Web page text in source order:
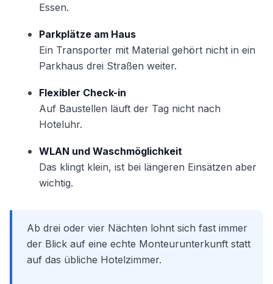
Essen.
Parkplätze am Haus
Ein Transporter mit Material gehört nicht in ein
Parkhaus drei Straßen weiter.
Flexibler Check-in
Auf Baustellen läuft der Tag nicht nach
Hoteluhr.
WLAN und Waschmöglichkeit
Das klingt klein, ist bei längeren Einsätzen aber
wichtig.
Ab drei oder vier Nächten lohnt sich fast immer
der Blick auf eine echte Monteurunterkunft statt
auf das übliche Hotelzimmer.